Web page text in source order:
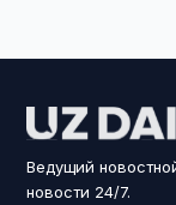
Ведущий
новости 24/7.